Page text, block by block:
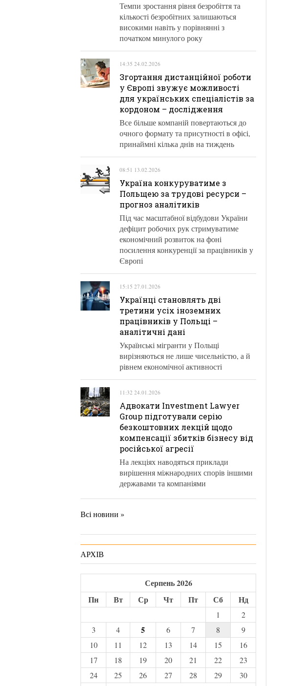
Темпи зростання рівня безробіття та
кількості безробітних залишаються
високими навіть у порівнянні з
початком минулого року
14:35 24.02.2026
Згортання дистанційної роботи
у Європі звужує можливості
для українських спеціалістів за
кордоном – дослідження
Все більше компаній повертаються до
очного формату та присутності в офісі,
принаймні кілька днів на тиждень
08:51 13.02.2026
Україна конкуруватиме з
Польщею за трудові ресурси –
прогноз аналітиків
Під час масштабної відбудови України
дефіцит робочих рук стримуватиме
економічний розвиток на фоні
посилення конкуренції за працівників у
Європі
15:15 27.01.2026
Українці становлять дві
третини усіх іноземних
працівників у Польщі –
аналітичні дані
Українські мігранти у Польщі
вирізняються не лише чисельністю, а й
рівнем економічної активності
11:32 24.01.2026
Адвокати Investment Lawyer
Group підготували серію
безкоштовних лекцій щодо
компенсації збитків бізнесу від
російської агресії
На лекціях наводяться приклади
вирішення міжнародних спорів іншими
державами та компаніями
Всі новини »
АРХІВ
Серпень 2026
Пн
Вт Ср Чт Пт Сб Нд
1
2
3
4 5 6 7 8
9
10
11 12 13 14 15
16
17
18 19 20 21 22
23
24
25 26 27 28 29
30